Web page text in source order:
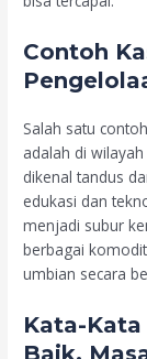
Contoh
Salah satu
adalah di
dikenal tandus
edukasi dan
menjadi subur
berbagai
umbian secara
Kata-
Baik,